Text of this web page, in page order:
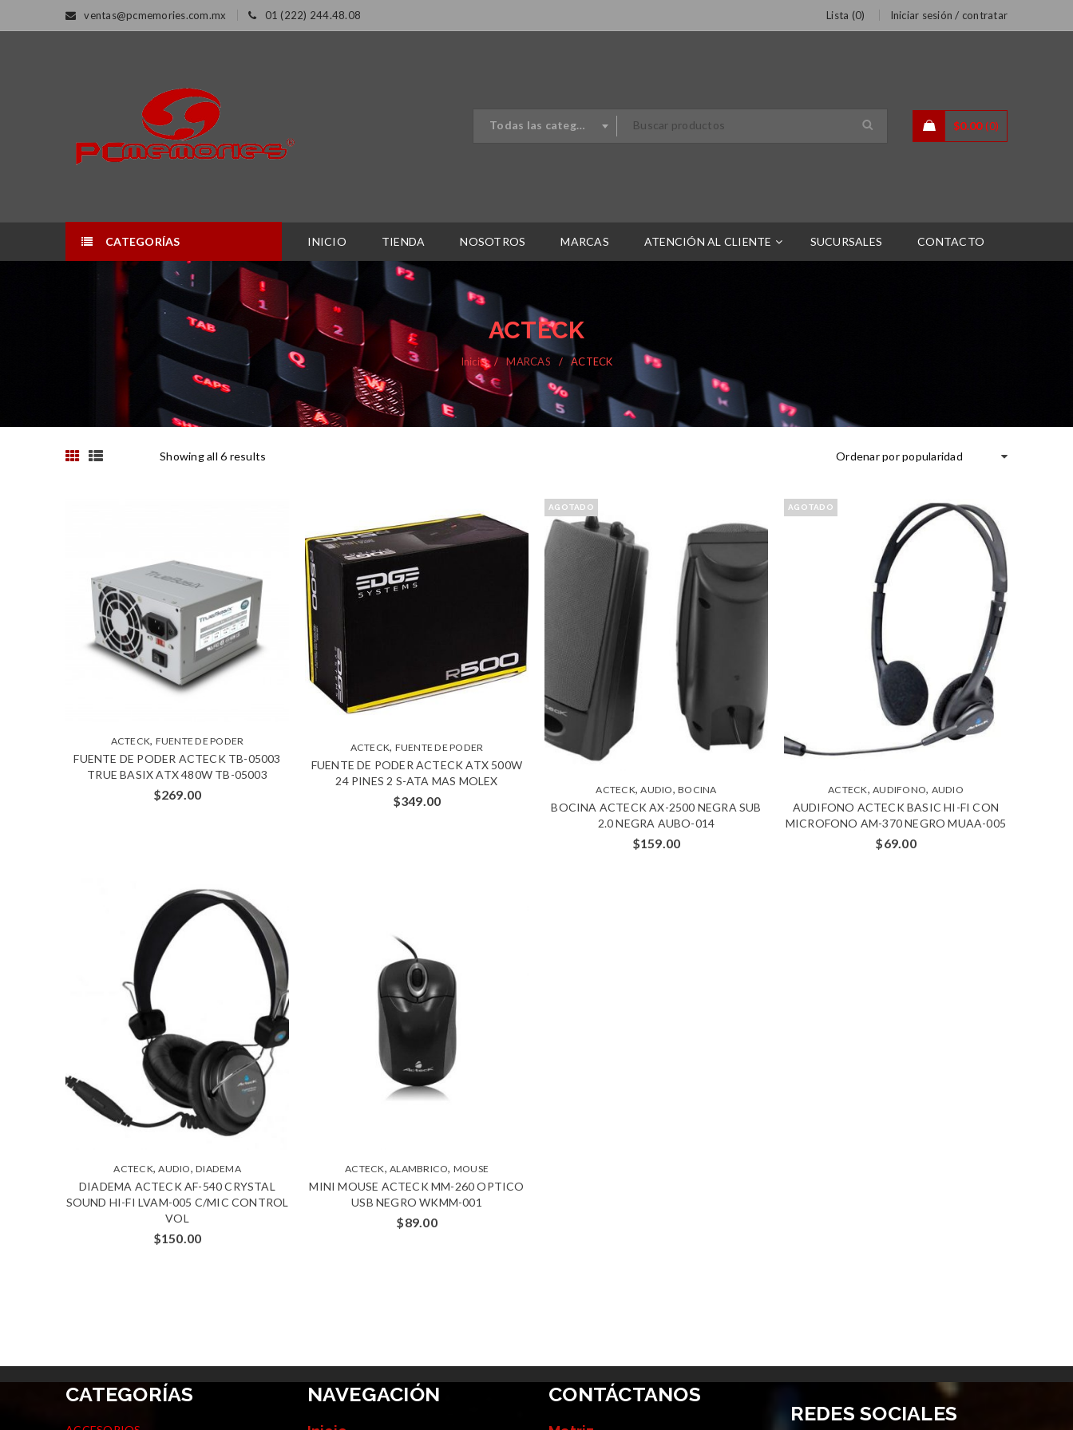
ventas@pcmemories.com.mx 01 (222) 244.48.08 Lista (0) Iniciar sesión / contratar
Todas las categorias $0.00 0
CATEGORÍAS INICIO TIENDA NOSOTROS MARCAS ATENCIÓN AL CLIENTE SUCURSALES CONTACTO
ACTECK
Inicio / MARCAS / ACTECK
Showing all 6 results Ordenar por popularidad
ACTECK, FUENTE DE PODER
FUENTE DE PODER ACTECK TB-05003
TRUE BASIX ATX 480W TB-05003
$269.00
ACTECK, FUENTE DE PODER
FUENTE DE PODER ACTECK ATX 500W
24 PINES 2 S-ATA MAS MOLEX
$349.00
AGOTADO
ACTECK,AUDIO,BOCINA
BOCINA ACTECK AX-2500 NEGRA SUB
2.0 NEGRA AUBO-014
$159.00
AGOTADO
ACTECK,AUDIFONO, AUDIO
AUDIFONO ACTECK BASIC HI-FI CON
MICROFONO AM-370 NEGRO MUAA-005
$69.00
ACTECK,AUDIO, DIADEMA
DIADEMA ACTECK AF-540 CRYSTAL
SOUND HI-FI LVAM-005 C/MIC CONTROL
VOL
$150.00
ACTECK, ALAMBRICO, MOUSE
MINI MOUSE ACTECK MM-260 OPTICO
USB NEGRO WKMM-001
$89.00
CATEGORÍAS NAVEGACIÓN CONTÁCTANOS
REDES SOCIALES